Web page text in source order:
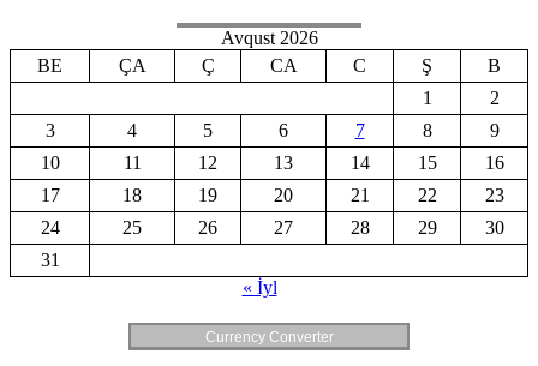
Avqust 2026
BE
ÇA Ç CA C Ş
B
1
2
3
4 5 6 7 8
9
10
11 12 13 14 15
16
17
18 19 20 21 22
23
24
25 26 27 28 29
30
31
« İyl
Currency Converter